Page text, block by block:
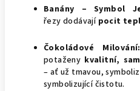
Banány – Symbol
řezy dodávají pocit
Čokoládové Milování:
potaženy kvalitní,
– ať už tmavou,
symbolizující čistotu.